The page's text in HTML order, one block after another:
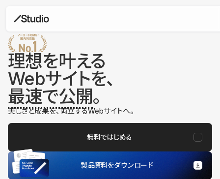
理想を叶える
Webサイトを、
最速で公開。
美しさと成果を、両立するWebサイトへ。
無料ではじめる
製品資料をダウンロード